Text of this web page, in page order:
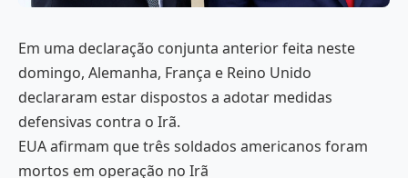
Em uma declaração conjunta anterior feita neste
domingo, Alemanha, França e Reino Unido
declararam estar dispostos a adotar medidas
defensivas contra o Irã.
EUA afirmam que três soldados americanos foram
mortos em operação no Irã